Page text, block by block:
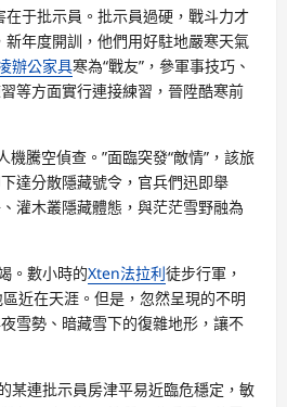
在于批示員。批示員過硬，戰斗力才
新年度開訓，他們用好駐地嚴寒天氣
辦公家具寒為“戰友”，參軍事技巧、
等方面實行連接練習，晉陞酷寒前
機騰空偵查。”面臨突發“敵情”，該旅
達分散隱藏號令，官兵們迅即舉
灌木叢隱藏體態，與茫茫雪野融為
。數小時的Xten法拉利徒步行軍，
近在天涯。但是，忽然呈現的不明
雪勢、暗藏雪下的復雜地形，讓不
某連批示員房津平易近臨危穩定，敏